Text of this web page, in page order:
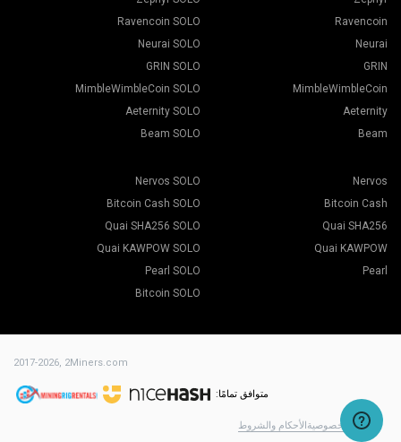
Ravencoin
Neurai
GRIN
MimbleWimbleCoin
Aeternity
Beam
Ravencoin SOLO
Neurai SOLO
GRIN SOLO
MimbleWimbleCoin SOLO
Aeternity SOLO
Beam SOLO
Nervos
Bitcoin Cash
Quai SHA256
Quai KAWPOW
Pearl
Nervos SOLO
Bitcoin Cash SOLO
Quai SHA256 SOLO
Quai KAWPOW SOLO
Pearl SOLO
Bitcoin SOLO
2017-2026, 2Miners.com
متوافق تمامًا:
سياسة الخصوصيةالأحكام والشروط